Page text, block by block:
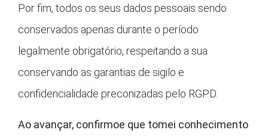
Por fim, todos os seus dados pessoais sendo
conservados apenas durante o período
legalmente obrigatório, respeitando a sua
conservando as garantias de sigilo e
confidencialidade preconizadas pelo RGPD.
Ao avançar, confirmoe que tomei conhecimento